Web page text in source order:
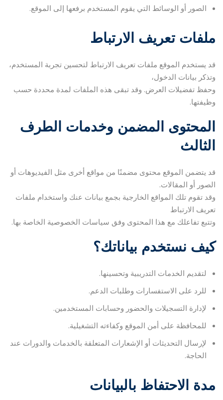
الصور أو الوسائط التي يقوم المستخدم برفعها إلى الموقع.
ملفات تعريف الارتباط
قد يستخدم الموقع ملفات تعريف الارتباط لتحسين تجربة المستخدم،
وتذكر بيانات الدخول،
وحفظ تفضيلات العرض. وقد تبقى هذه الملفات لمدة محددة حسب
وظيفتها.
المحتوى المضمن وخدمات الطرف
الثالث
قد يتضمن الموقع محتوى مضمنًا من مواقع أخرى مثل الفيديوهات أو
الصور أو المقالات.
وقد تقوم تلك المواقع الخارجية بجمع بيانات عنك واستخدام ملفات
تعريف الارتباط
وتتبع تفاعلك مع هذا المحتوى وفق سياسات الخصوصية الخاصة بها.
كيف نستخدم بياناتك؟
لتقديم الخدمات التدريبية وتحسينها.
للرد على الاستفسارات وطلبات الدعم.
لإدارة التسجيلات والحضور وحسابات المستخدمين.
للمحافظة على أمن الموقع وكفاءته التشغيلية.
لإرسال التحديثات أو الإشعارات المتعلقة بالخدمات والدورات عند
الحاجة.
مدة الاحتفاظ بالبيانات